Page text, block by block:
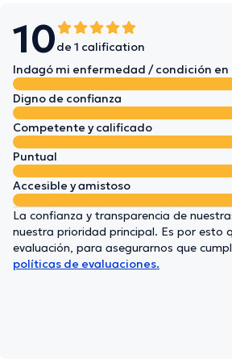
10de 1 calification
Indagó mi enfermedad / condición
Digno de confianza
Competente y calificado
Puntual
Accesible y amistoso
La confianza y transparencia de
nuestra prioridad principal. Es por esto
evaluación, para asegurarnos que
políticas de evaluaciones.